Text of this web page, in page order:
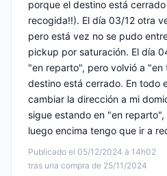
Publicado el 05/12/2024 à 14h02
tras una compra de 25/11/2024
porque el destino está
recogida!!). El día 03/12 otra
pero está vez no se pudo
pickup por saturación. El día
"en reparto", pero volvió a
destino está cerrado. En todo
cambiar la dirección a mi
sigue estando en "en
luego encima tengo que ir a